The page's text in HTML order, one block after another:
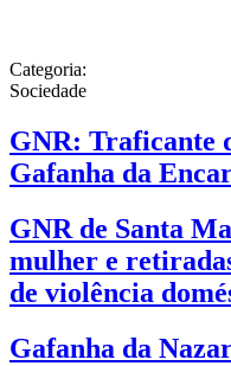
Categoria:
Sociedade
GNR: Traficante
Gafanha da
GNR de Santa
mulher e
de violência
Gafanha da